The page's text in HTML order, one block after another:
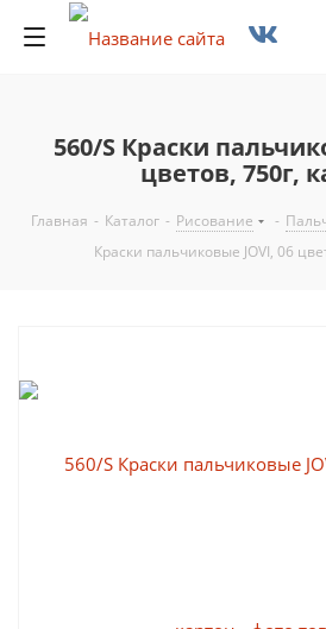
560/S Краски
цветов, 750г,
Главная - Каталог - Рисование -
Краски пальчиковые JOVI, 06